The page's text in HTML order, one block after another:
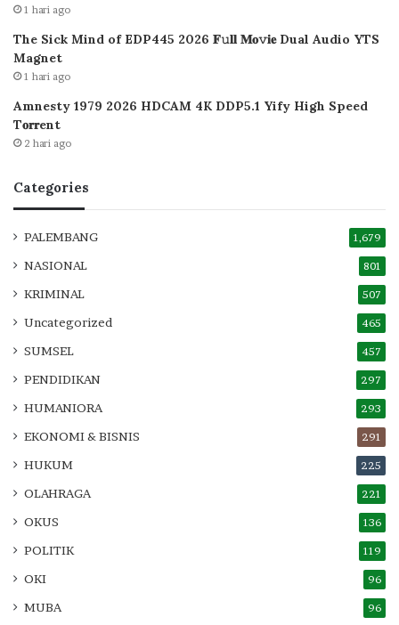
1 hari ago
The Sick Mind of EDP445 2026 𝐅𝚞𝐥𝐥 𝐌𝐨𝚟𝐢𝐞 Dual Audio YTS
Magnet
1 hari ago
Amnesty 1979 2026 HDCAM 4K DDP5.1 Yify High Speed
T𝐨𝐫𝐫ent
2 hari ago
Categories
PALEMBANG 1,679
NASIONAL 801
KRIMINAL 507
Uncategorized 465
SUMSEL 457
PENDIDIKAN 297
HUMANIORA 293
EKONOMI & BISNIS 291
HUKUM 225
OLAHRAGA 221
OKUS 136
POLITIK 119
OKI 96
MUBA 96